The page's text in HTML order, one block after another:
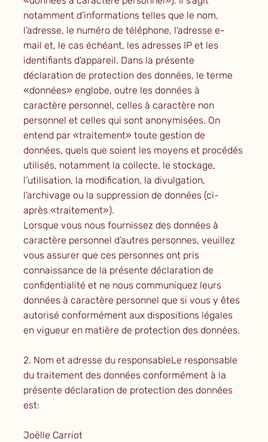
notamment d’informations telles que le nom,
l’adresse, le numéro de téléphone, l’adresse e-
mail et, le cas échéant, les adresses IP et les
identifiants d’appareil. Dans la présente
déclaration de protection des données, le terme
«données» englobe, outre les données à
caractère personnel, celles à caractère non
personnel et celles qui sont anonymisées. On
entend par «traitement» toute gestion de
données, quels que soient les moyens et procédés
utilisés, notamment la collecte, le stockage,
l’utilisation, la modification, la divulgation,
l’archivage ou la suppression de données (ci-
après «traitement»).
Lorsque vous nous fournissez des données à
caractère personnel d’autres personnes, veuillez
vous assurer que ces personnes ont pris
connaissance de la présente déclaration de
confidentialité et ne nous communiquez leurs
données à caractère personnel que si vous y êtes
autorisé conformément aux dispositions légales
en vigueur en matière de protection des données.
2. Nom et adresse du responsableLe responsable
du traitement des données conformément à la
présente déclaration de protection des données
est:
Joëlle Carriot